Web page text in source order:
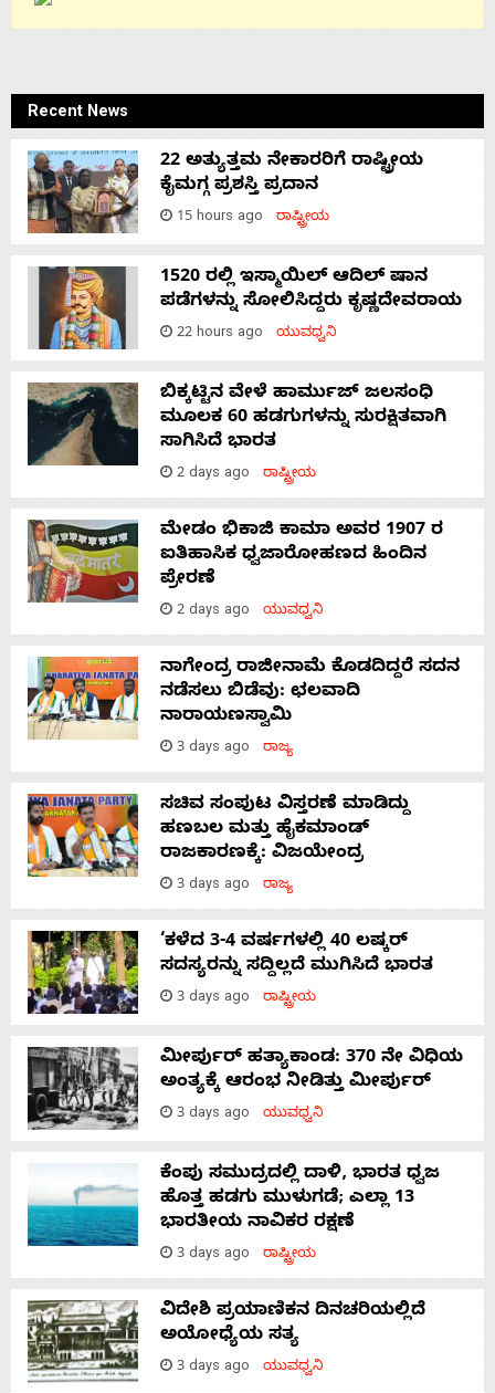
Recent News
22 ಅತ್ಯುತ್ತಮ ನೇಕಾರರಿಗೆ ರಾಷ್ಟ್ರೀಯ
ಕೈಮಗ್ಗ ಪ್ರಶಸ್ತಿ ಪ್ರದಾನ
15 hours ago ರಾಷ್ಟ್ರೀಯ
1520 ರಲ್ಲಿ ಇಸ್ಮಾಯಿಲ್ ಆದಿಲ್ ಷಾನ
ಪಡೆಗಳನ್ನು ಸೋಲಿಸಿದ್ದರು ಕೃಷ್ಣದೇವರಾಯ
22 hours ago ಯುವಧ್ವನಿ
ಬಿಕ್ಕಟ್ಟಿನ ವೇಳೆ ಹಾರ್ಮುಜ್ ಜಲಸಂಧಿ
ಮೂಲಕ 60 ಹಡಗುಗಳನ್ನು ಸುರಕ್ಷಿತವಾಗಿ
ಸಾಗಿಸಿದೆ ಭಾರತ
2 days ago ರಾಷ್ಟ್ರೀಯ
ಮೇಡಂ ಭಿಕಾಜಿ ಕಾಮಾ ಅವರ 1907 ರ
ಐತಿಹಾಸಿಕ ಧ್ವಜಾರೋಹಣದ ಹಿಂದಿನ
ಪ್ರೇರಣೆ
2 days ago ಯುವಧ್ವನಿ
ನಾಗೇಂದ್ರ ರಾಜೀನಾಮೆ ಕೊಡದಿದ್ದರೆ ಸದನ
ನಡೆಸಲು ಬಿಡೆವು: ಛಲವಾದಿ
ನಾರಾಯಣಸ್ವಾಮಿ
3 days ago ರಾಜ್ಯ
ಸಚಿವ ಸಂಪುಟ ವಿಸ್ತರಣೆ ಮಾಡಿದ್ದು
ಹಣಬಲ ಮತ್ತು ಹೈಕಮಾಂಡ್
ರಾಜಕಾರಣಕ್ಕೆ: ವಿಜಯೇಂದ್ರ
3 days ago ರಾಜ್ಯ
‘ಕಳೆದ 3-4 ವರ್ಷಗಳಲ್ಲಿ 40 ಲಷ್ಕರ್
ಸದಸ್ಯರನ್ನು ಸದ್ದಿಲ್ಲದೆ ಮುಗಿಸಿದೆ ಭಾರತ
3 days ago ರಾಷ್ಟ್ರೀಯ
ಮೀರ್ಪುರ್ ಹತ್ಯಾಕಾಂಡ: 370 ನೇ ವಿಧಿಯ
ಅಂತ್ಯಕ್ಕೆ ಆರಂಭ ನೀಡಿತ್ತು ಮೀರ್ಪುರ್
3 days ago ಯುವಧ್ವನಿ
ಕೆಂಪು ಸಮುದ್ರದಲ್ಲಿ ದಾಳಿ, ಭಾರತ ಧ್ವಜ
ಹೊತ್ತ ಹಡಗು ಮುಳುಗಡೆ; ಎಲ್ಲಾ 13
ಭಾರತೀಯ ನಾವಿಕರ ರಕ್ಷಣೆ
3 days ago ರಾಷ್ಟ್ರೀಯ
ವಿದೇಶಿ ಪ್ರಯಾಣಿಕನ ದಿನಚರಿಯಲ್ಲಿದೆ
ಅಯೋಧ್ಯೆಯ ಸತ್ಯ
3 days ago ಯುವಧ್ವನಿ